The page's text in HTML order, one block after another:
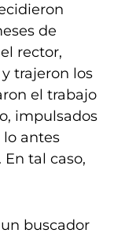
de
rector,
trajeron los
el trabajo
impulsados
lo antes
tal caso,
buscador